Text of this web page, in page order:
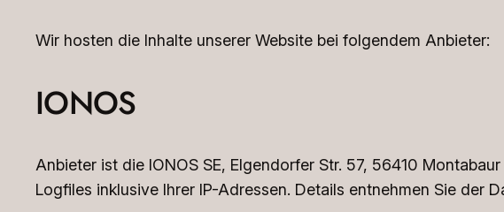
Wir hosten die Inhalte unserer Website bei folgendem Anbieter:
IONOS
Anbieter ist die IONOS SE, Elgendorfer Str. 57, 56410
Logfiles inklusive Ihrer IP-Adressen. Details entnehmen Sie der